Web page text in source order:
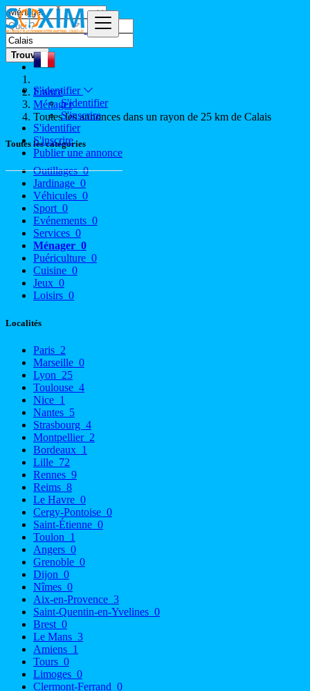
S'identifier
S'identifier
S'inscrire
S'identifier
S'inscrire
Publier une annonce
Trouver
France
Ménager
Toutes les annonces dans un rayon de 25 km de Calais
Toutes les catégories
Outillages0
Jardinage 0
Véhicules 0
Sport 0
Evénements 0
Services 0
Ménager 0
Puériculture 0
Cuisine 0
Jeux 0
Loisirs 0
Localités
Paris 2
Marseille 0
Lyon 25
Toulouse 4
Nice 1
Nantes 5
Strasbourg 4
Montpellier 2
Bordeaux 1
Lille 72
Rennes 9
Reims 8
Le Havre 0
Cergy-Pontoise 0
Saint-Étienne 0
Toulon 1
Angers 0
Grenoble 0
Dijon 0
Nîmes 0
Aix-en-Provence 3
Saint-Quentin-en-Yvelines 0
Brest 0
Le Mans 3
Amiens 1
Tours 0
Limoges 0
Clermont-Ferrand 0